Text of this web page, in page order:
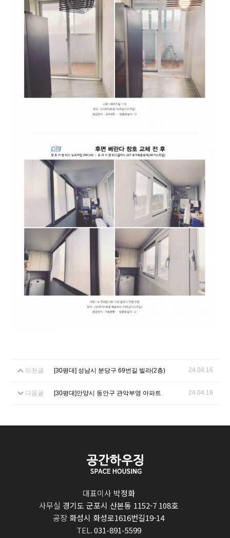
이전글 [30평대] 성남시 분당구 69번길 빌라(2층) 24.04.16
다음글 [30평대]안양시 동안구 관악부영 아파트 24.04.16
대표이사박정화
사무실 경기도 군포시 산본동 1152-7 108호
공장 화성시 화성로1616번길19-14
TEL.031-891-5599